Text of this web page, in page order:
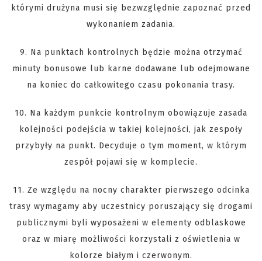
którymi drużyna musi się bezwzględnie zapoznać przed
wykonaniem zadania.
9. Na punktach kontrolnych będzie można otrzymać
minuty bonusowe lub karne dodawane lub odejmowane
na koniec do całkowitego czasu pokonania trasy.
10. Na każdym punkcie kontrolnym obowiązuje zasada
kolejności podejścia w takiej kolejności, jak zespoły
przybyły na punkt. Decyduje o tym moment, w którym
zespół pojawi się w komplecie.
11. Ze względu na nocny charakter pierwszego odcinka
trasy wymagamy aby uczestnicy poruszający się drogami
publicznymi byli wyposażeni w elementy odblaskowe
oraz w miarę możliwości korzystali z oświetlenia w
kolorze białym i czerwonym.